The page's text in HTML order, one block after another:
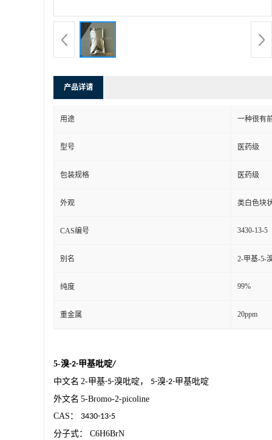
产品详请
用途 一种很有
型号 医药级
包装规格 医药级
外观 类白色块
CAS编号 3430-13-5
别名 2-甲基-5-
纯度 99%
重金属 20ppm
5-溴-2-甲基吡啶/
中文名 2-甲基-5-溴吡啶， 5-溴-2-甲基吡啶
外文名 5-Bromo-2-picoline
CAS ： 3430-13-5
分子式：
C6H6BrN